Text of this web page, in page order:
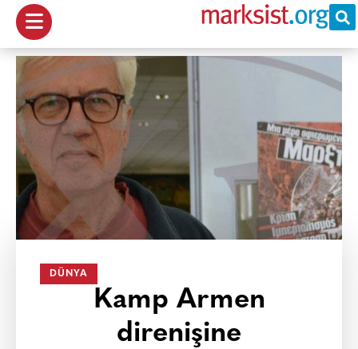
DÜNYA
Kamp Armen
direnişine